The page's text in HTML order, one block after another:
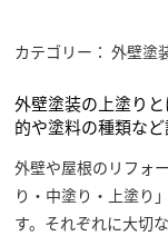
カテゴリー： 外壁塗
外壁塗装の上塗り
的や塗料の種類な
外壁や屋根のリフォ
り・中塗り・上塗り
す。それぞれに大切